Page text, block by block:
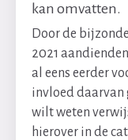
kan omvatten.
Door de
2021
al eens eerder
invloed daarvan
wilt weten
hierover in de